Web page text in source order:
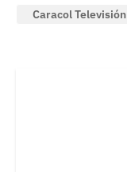
Caracol Televisión